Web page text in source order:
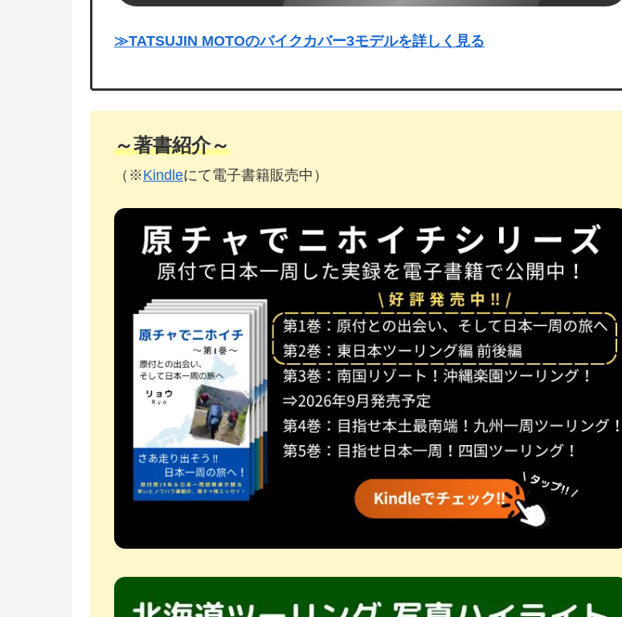
≫TATSUJIN MOTOのバイクカバー3モデルを詳しく見る
～著書紹介～
（※Kindleにて電子書籍販売中）